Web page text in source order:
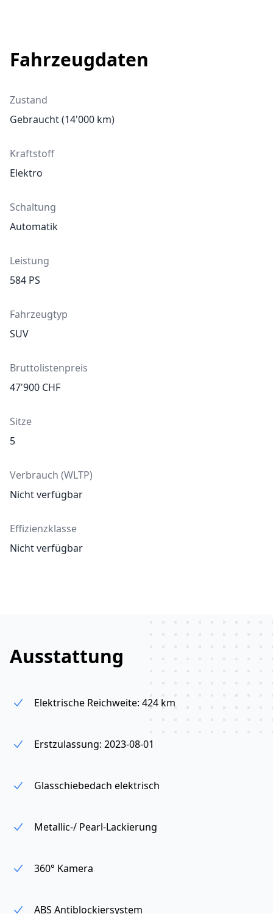
Fahrzeugdaten
Zustand
Gebraucht (14'000 km)
Kraftstoff
Elektro
Schaltung
Automatik
Leistung
584 PS
Fahrzeugtyp
SUV
Bruttolistenpreis
47'900 CHF
Sitze
5
Verbrauch (WLTP)
Nicht verfügbar
Effizienzklasse
Nicht verfügbar
Ausstattung
Elektrische Reichweite: 424 km
Erstzulassung: 2023-08-01
Glasschiebedach elektrisch
Metallic-/ Pearl-Lackierung
360° Kamera
ABS Antiblockiersystem